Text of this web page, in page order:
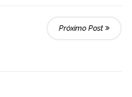
Próximo Post